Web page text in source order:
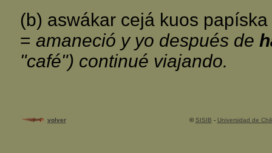
(b) aswákar cejá kuos papíska
= amaneció y yo después de
"café") continué viajando.
volver ©SISIB - Universidad de